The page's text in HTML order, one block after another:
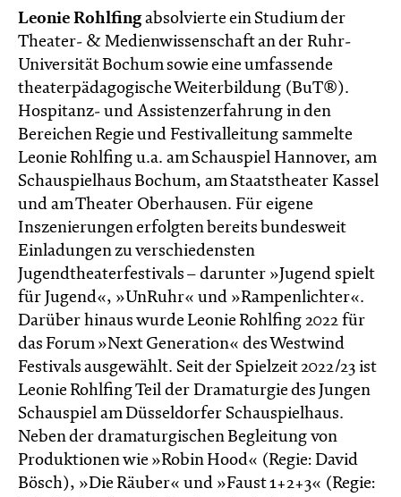
Leonie Rohlfingabsolvierte ein Studium der
Theater- & Medienwissenschaft an der Ruhr-
Universität Bochum sowie eine umfassende
theaterpädagogische Weiterbildung (BuT®).
Hospitanz- und Assistenzerfahrung in den
Bereichen Regie und Festivalleitung sammelte
Leonie Rohlfing u.a. am Schauspiel Hannover, am
Schauspielhaus Bochum, am Staatstheater Kassel
und am Theater Oberhausen. Für eigene
Inszenierungen erfolgten bereits bundesweit
Einladungen zu verschiedensten
Jugendtheaterfestivals – darunter »Jugend spielt
für Jugend«, »UnRuhr« und »Rampenlichter«.
Darüber hinaus wurde Leonie Rohlfing 2022 für
das Forum »Next Generation« des Westwind
Festivals ausgewählt. Seit der Spielzeit 2022/23 ist
Leonie Rohlfing Teil der Dramaturgie des Jungen
Schauspiel am Düsseldorfer Schauspielhaus.
Neben der dramaturgischen Begleitung von
Produktionen wie »Robin Hood« (Regie: David
Bösch), »Die Räuber« und »Faust 1+2+3« (Regie: